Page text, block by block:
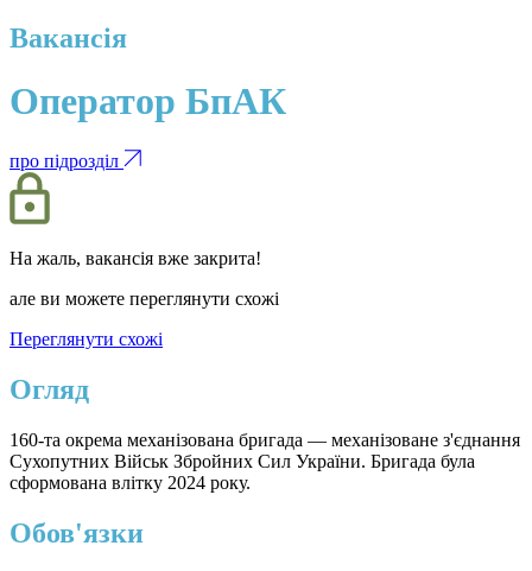
Вакансія
Оператор БпАК
про підрозділ
На жаль, вакансія вже закрита!
але ви можете переглянути схожі
Переглянути схожі
Огляд
160-та окрема механізована бригада — механізоване з'єднання
Сухопутних Військ Збройних Сил України. Бригада була
сформована влітку 2024 року.
Обов'язки